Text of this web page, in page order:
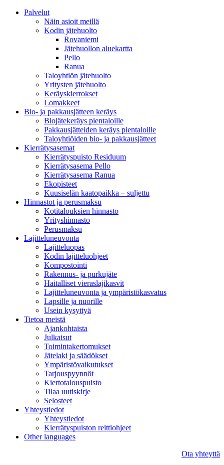
Palvelut
Näin asioit meillä
Kodin jätehuolto
Rovaniemi
Jätehuollon aluekartta
Pello
Ranua
Taloyhtiön jätehuolto
Yritysten jätehuolto
Keräyskierrokset
Lomakkeet
Bio- ja pakkausjätteen keräys
Biojätekeräys pientaloille
Pakkausjätteiden keräys pientaloille
Taloyhtiöiden bio- ja pakkausjätteet
Kierrätysasemat
Kierrätyspuisto Residuum
Kierrätysasema Pello
Kierrätysasema Ranua
Ekopisteet
Kuusiselän kaatopaikka – suljettu
Hinnastot ja perusmaksu
Kotitalouksien hinnasto
Yrityshinnasto
Perusmaksu
Lajitteluneuvonta
Lajitteluopas
Kodin lajitteluohjeet
Kompostointi
Rakennus- ja purkujäte
Haitalliset vieraslajikasvit
Lajitteluneuvonta ja ympäristökasvatus
Lapsille ja nuorille
Usein kysyttyä
Tietoa meistä
Ajankohtaista
Julkaisut
Toimintakertomukset
Jätelaki ja säädökset
Ympäristövaikutukset
Tarjouspyynnöt
Kiertotalouspuisto
Tilaa uutiskirje
Selosteet
Yhteystiedot
Yhteystiedot
Kierrätyspuiston reittiohjeet
Other languages
Ota yhteyttä